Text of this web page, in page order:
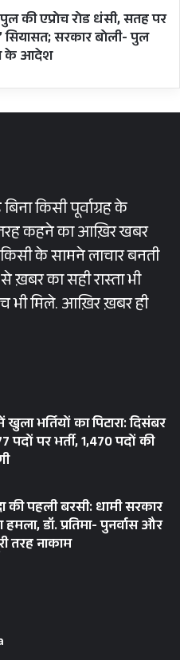
की एप्रोच रोड धंसी, सतह पर
सियासत; सरकार बोली- पुल
के आदेश
किसी पूर्वाग्रह के
कहने का आख़िर खबर
के सामने लाचार बनती
ख़बर का सही रास्ता भी
भी मिले. आख़िर ख़बर ही
भर्तियों का पिटारा: दिसंबर
पर भर्ती, 1,470 पदों की
की पहली बरसी: धामी सरकार
डॉ. प्रतिमा- पुनर्वास और
तरह नाकाम